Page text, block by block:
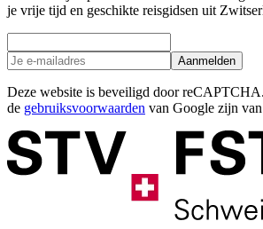
je vrije tijd en geschikte reisgidsen uit
Aanmelden
Deze website is beveiligd door
de gebruiksvoorwaarden van Google zijn van